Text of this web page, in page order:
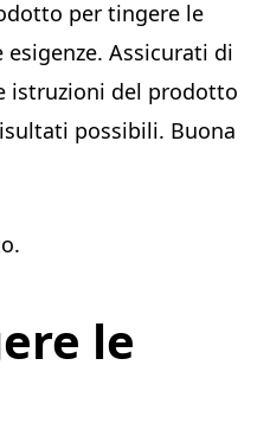
per tingere le
Assicurati di
istruzioni del prodotto
possibili. Buona
le